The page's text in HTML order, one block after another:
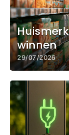
winnen
29/07/2026